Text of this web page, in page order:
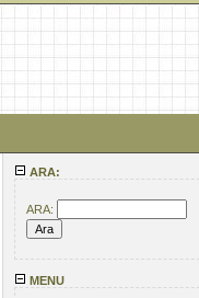
ARA:
ARA:
MENU